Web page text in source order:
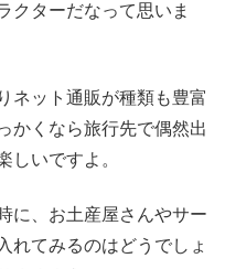
クターだなって思いま
ネット通販が種類も豊富
かくなら旅行先で偶然出
しいですよ。
に、お土産屋さんやサー
れてみるのはどうでしょ